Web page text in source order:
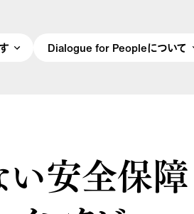
Dialogue for Peopleについて
い安全保障